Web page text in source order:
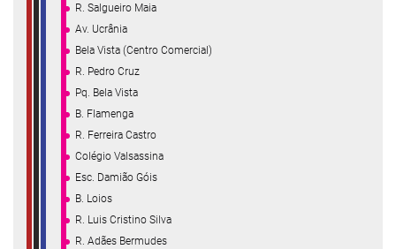
R. Salgueiro Maia
Av. Ucrânia
Bela Vista (Centro Comercial)
R. Pedro Cruz
Pq. Bela Vista
B. Flamenga
R. Ferreira Castro
Colégio Valsassina
Esc. Damião Góis
B. Loios
R. Luis Cristino Silva
R. Adães Bermudes